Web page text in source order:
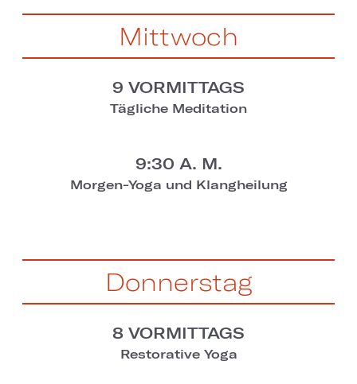
Mittwoch
9 VORMITTAGS
Tägliche Meditation
9:30 A. M.
Morgen-Yoga und Klangheilung
Donnerstag
8 VORMITTAGS
Restorative Yoga